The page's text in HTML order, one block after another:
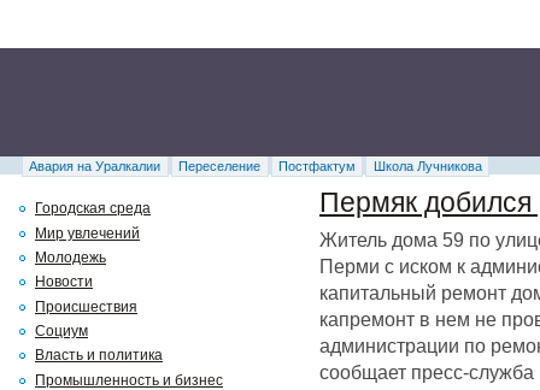
Авария на Уралкалии Переселение Постфактум Школа Лучникова
Пермяк добился
Житель дома 59 по
Перми с иском к
капитальный ремонт
капремонт в нем не
администрации по
сообщает пресс-служба
Городская среда
Мир увлечений
Молодежь
Новости
Происшествия
Социум
Власть и политика
Промышленность и бизнес